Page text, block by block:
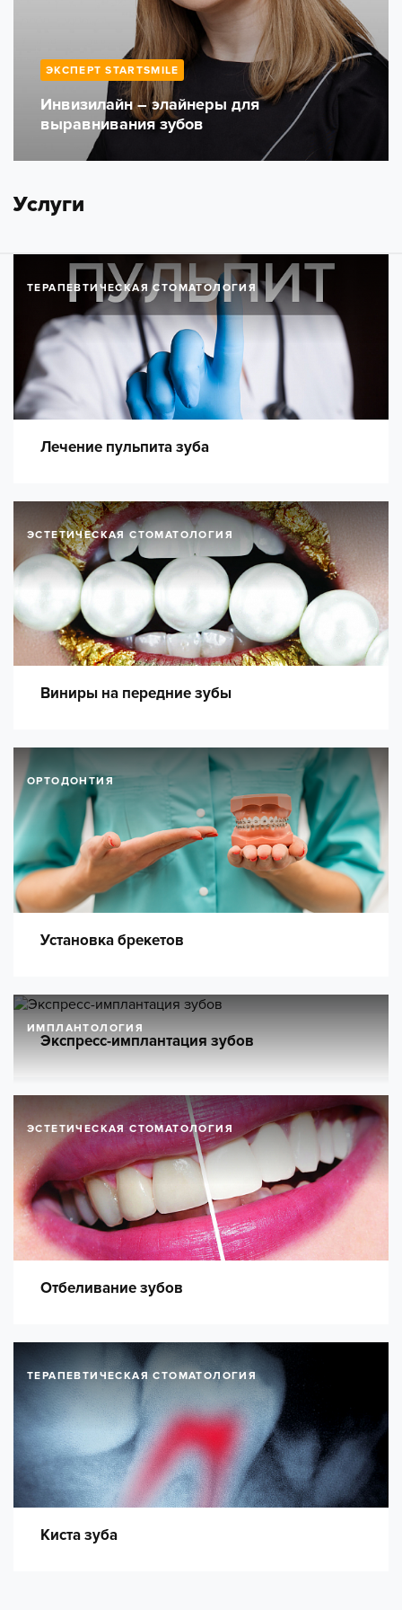
ЭКСПЕРТ STARTSMILE
Инвизилайн – элайнеры для
выравнивания зубов
Услуги
ТЕРАПЕВТИЧЕСКАЯ СТОМАТОЛОГИЯ
Лечение пульпита зуба
ЭСТЕТИЧЕСКАЯ СТОМАТОЛОГИЯ
Виниры на передние зубы
ОРТОДОНТИЯ
Установка брекетов
ИМПЛАНТОЛОГИЯ
Экспресс-имплантация зубов
ЭСТЕТИЧЕСКАЯ СТОМАТОЛОГИЯ
Отбеливание зубов
ТЕРАПЕВТИЧЕСКАЯ СТОМАТОЛОГИЯ
Киста зуба